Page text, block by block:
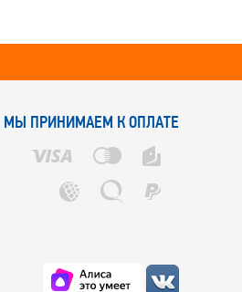
МЫ ПРИНИМАЕМ К ОПЛАТЕ